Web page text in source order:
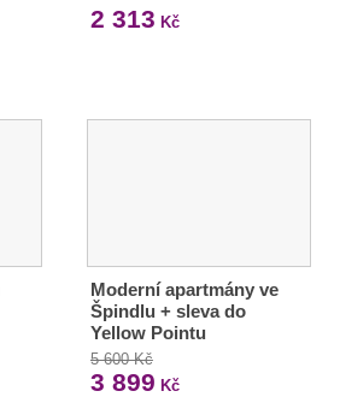
2 313 Kč
Moderní apartmány ve
Špindlu + sleva do
Yellow Pointu
5 600 Kč
3 899 Kč